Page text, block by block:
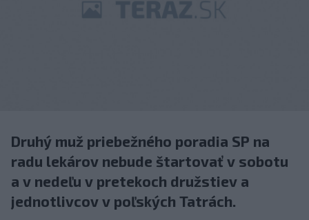
Druhý muž priebežného poradia SP na
radu lekárov nebude štartovať v sobotu
a v nedeľu v pretekoch družstiev a
jednotlivcov v poľských Tatrách.